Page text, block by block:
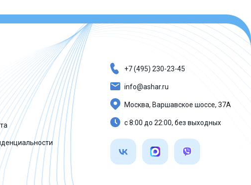
+7 (495) 230-23-45
info@ashar.ru
Москва, Варшавское шоссе, 37А
с 8:00 до 22:00, без выходных